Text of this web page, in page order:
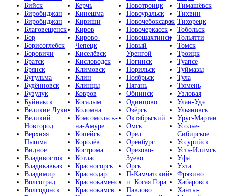
Бийск
Биробиджан
Биробиджан
Благовещенск
Бор
Борисоглебск
Боровичи
Братск
Брянск
Бугульма
Будённовск
Бузулук
Буйнакск
Великие Луки
Великий
Новгород
Верхняя
Пышма
Видное
Владивосток
Владикавказ
Владимир
Волгоград
Волгодонск
Керчь
Кинешма
Кириши
Киров
Кирово-
Чепецк
Киселёвск
Кисловодск
Климовск
Клин
Клинцы
Ковров
Когалым
Коломна
Комсомольск-
на-Амуре
Копейск
Королёв
Кострома
Котлас
Красногорск
Краснодар
Краснокаменск
Краснокамск
Новотроицк
Новоуральск
Новочебоксарск
Новочеркасск
Новошахтинск
Новый
Уренгой
Ногинск
Норильск
Ноябрьск
Нягань
Обнинск
Одинцово
Озёрск
Октябрьский
Омск
Орел
Оренбург
Орехово-
Зуево
Орск
П-Камчатский
п. Косая Гора
Павлово
Тимашёвск
Тихвин
Тихорецк
Тобольск
Тольятти
Томск
Троицк
Туапсе
Туймазы
Тула
Тюмень
Узловая
Улан-Удэ
Ульяновск
Урус-Мартан
Усолье-
Сибирское
Уссурийск
Усть-Илимск
Уфа
Ухта
Фрязино
Хабаровск
Ханты-